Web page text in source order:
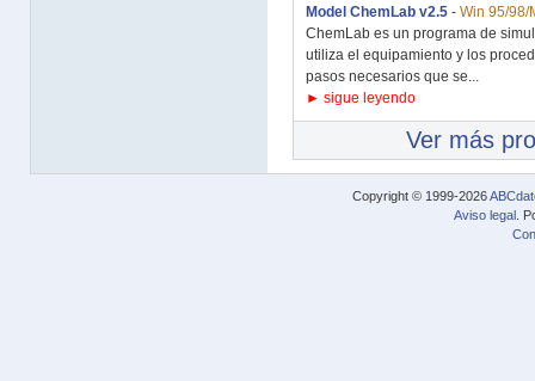
Model ChemLab v2.5 - Win 95/98/
ChemLab es un programa de
utiliza el equipamiento y los
pasos necesarios que se...
► sigue leyendo
Ver más
Copyright © 1999-2026
Aviso legal .